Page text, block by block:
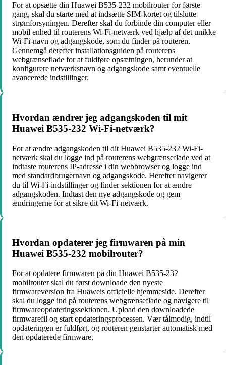
For at opsætte din Huawei B535-232 mobilrouter for første
gang, skal du starte med at indsætte SIM-kortet og tilslutte
strømforsyningen. Derefter skal du forbinde din computer eller
mobil enhed til routerens Wi-Fi-netværk ved hjælp af det unikke
Wi-Fi-navn og adgangskode, som du finder på routeren.
Gennemgå derefter installationsguiden på routerens
webgrænseflade for at fuldføre opsætningen, herunder at
konfigurere netværksnavn og adgangskode samt eventuelle
avancerede indstillinger.
Hvordan ændrer jeg adgangskoden til mit
Huawei B535-232 Wi-Fi-netværk?
For at ændre adgangskoden til dit Huawei B535-232 Wi-Fi-
netværk skal du logge ind på routerens webgrænseflade ved at
indtaste routerens IP-adresse i din webbrowser og logge ind
med standardbrugernavn og adgangskode. Herefter navigerer
du til Wi-Fi-indstillinger og finder sektionen for at ændre
adgangskoden. Indtast den nye adgangskode og gem
ændringerne for at sikre dit Wi-Fi-netværk.
Hvordan opdaterer jeg firmwaren på min
Huawei B535-232 mobilrouter?
For at opdatere firmwaren på din Huawei B535-232
mobilrouter skal du først downloade den nyeste
firmwareversion fra Huaweis officielle hjemmeside. Derefter
skal du logge ind på routerens webgrænseflade og navigere til
firmwareopdateringssektionen. Upload den downloadede
firmwarefil og start opdateringsprocessen. Vær tålmodig, indtil
opdateringen er fuldført, og routeren genstarter automatisk med
den opdaterede firmware.